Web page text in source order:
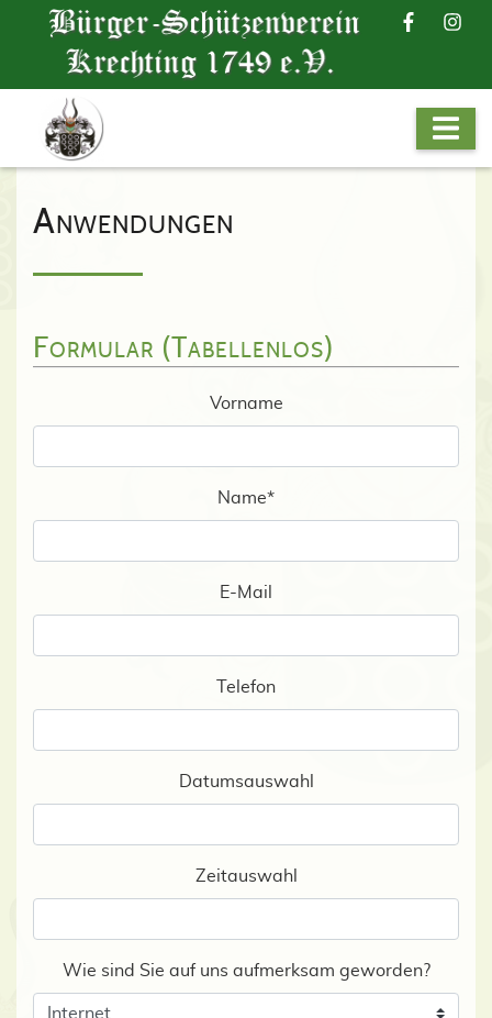
Anwendungen
Formular (tabellenlos)
Vorname
Name*
E-Mail
Telefon
Datumsauswahl
Zeitauswahl
Wie sind Sie auf uns aufmerksam geworden?